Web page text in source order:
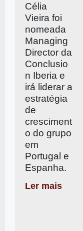
Célia
Vieira foi
nomeada
Managing
Director da
Conclusio
n Iberia e
irá liderar a
estratégia
de
cresciment
o do grupo
em
Portugal e
Espanha.
Ler mais